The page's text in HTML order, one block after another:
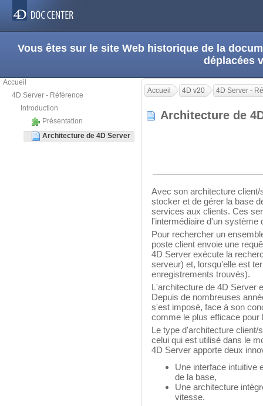
Vous êtes sur le site Web historique de la
déplacées
Accueil
4D Server - Référence
Introduction
Présentation
Architecture de 4D Server
Accueil 4D v20 4D Server -
Architecture de
Avec son architecture
stocker et de gérer la base
services aux clients. Ces
l'intermédiaire d'un système
Pour rechercher un
poste client envoie une
4D Server exécute la
serveur) et, lorsqu'elle est
enregistrements trouvés).
L'architecture de 4D Server
Depuis de nombreuses
s'est imposé, face à son
comme le plus efficace
Le type d'architecture
celui qui est utilisé dans le
4D Server apporte deux
Une interface intuitive
de la base,
Une architecture
vitesse.